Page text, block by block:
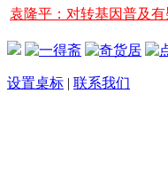
袁隆平：对转基因普及
设置桌标 | 联系我们